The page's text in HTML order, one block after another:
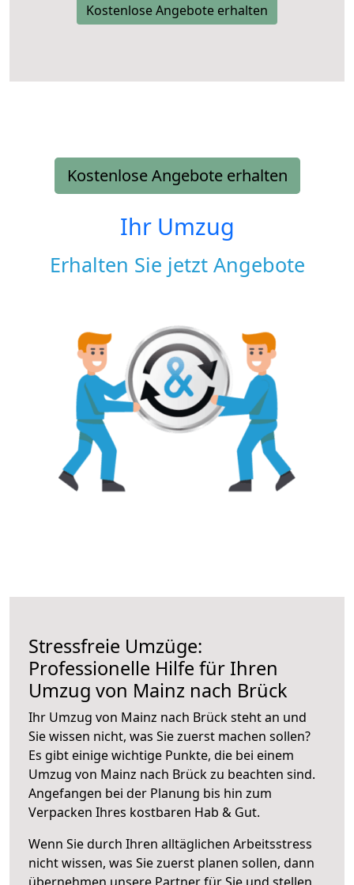
Kostenlose Angebote erhalten
Kostenlose Angebote erhalten
Ihr Umzug
Erhalten Sie jetzt Angebote
Stressfreie Umzüge:
Professionelle Hilfe für Ihren
Umzug von Mainz nach Brück
Ihr Umzug von Mainz nach Brück steht an und
Sie wissen nicht, was Sie zuerst machen sollen?
Es gibt einige wichtige Punkte, die bei einem
Umzug von Mainz nach Brück zu beachten sind.
Angefangen bei der Planung bis hin zum
Verpacken Ihres kostbaren Hab & Gut.
Wenn Sie durch Ihren alltäglichen Arbeitsstress
nicht wissen, was Sie zuerst planen sollen, dann